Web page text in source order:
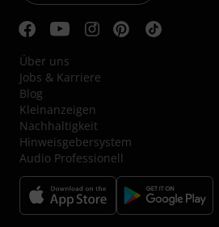
Über uns
Jobs & Karriere
Blog
Kleinanzeigen
Nachhaltigkeit
Hinweisgebersystem
Audio Professionell